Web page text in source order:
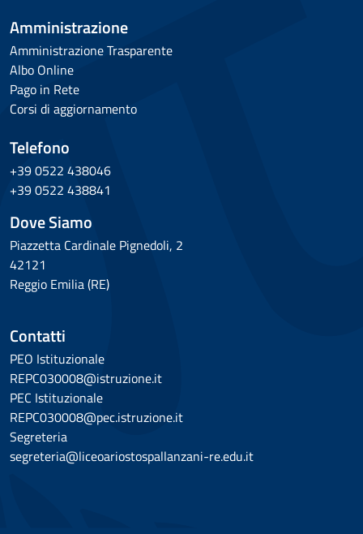
Amministrazione
Amministrazione Trasparente
Albo Online
Pago in Rete
Corsi di aggiornamento
Telefono
+39 0522 438046
+39 0522 438841
Dove Siamo
Piazzetta Cardinale Pignedoli, 2
42121
Reggio Emilia (RE)
Contatti
PEO Istituzionale
REPC030008@istruzione.it
PEC Istituzionale
REPC030008@pec.istruzione.it
Segreteria
segreteria@liceoariostospallanzani-re.edu.it